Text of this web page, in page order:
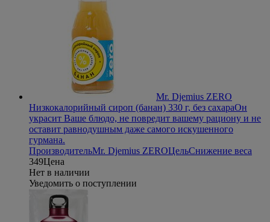
Mr. Djemius ZERO
Низкокалорийный сироп (банан) 330 г, без сахараОн
украсит Ваше блюдо, не повредит вашему рациону и не
оставит равнодушным даже самого искушенного
гурмана.
ПроизводительMr. Djemius ZEROЦельСнижение веса
349Цена
Нет в наличии
Уведомить о поступлении